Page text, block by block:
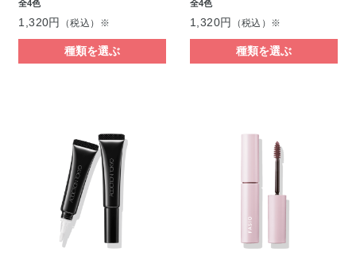
全4色
1,320円 （税込）※
種類を選ぶ
全4色
1,320円 （税込）※
種類を選ぶ